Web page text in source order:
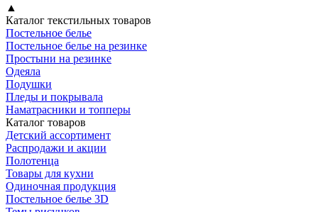
▲
Каталог текстильных товаров
Постельное белье
Постельное белье на резинке
Простыни на резинке
Одеяла
Подушки
Пледы и покрывала
Наматрасники и топперы
Каталог товаров
Детский ассортимент
Распродажи и акции
Полотенца
Товары для кухни
Одиночная продукция
Постельное белье 3D